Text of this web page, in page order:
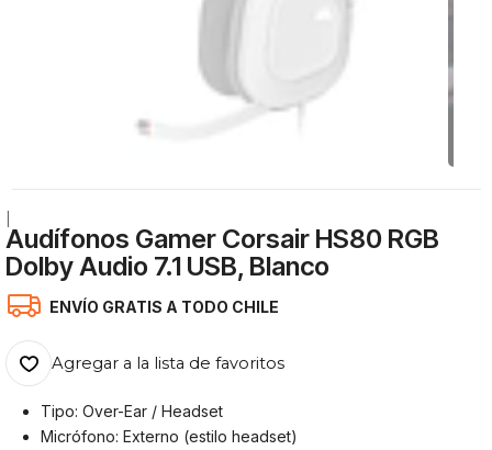
Audífonos Gamer Corsair HS80 RGB
Dolby Audio 7.1 USB, Blanco
ENVÍO GRATIS A TODO CHILE
Agregar a la lista de favoritos
Tipo: Over-Ear / Headset
Micrófono: Externo (estilo headset)